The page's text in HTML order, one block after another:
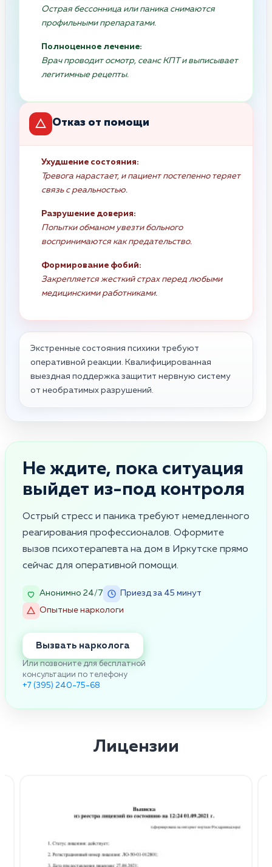
Острая бессонница или паника снимаются
профильными препаратами.
Полноценное лечение:
Врач проводит осмотр, сеанс КПТ и выписывает
легитимные рецепты.
Отказ от помощи
Ухудшение состояния:
Тревога нарастает, и пациент постепенно теряет
связь с реальностью.
Разрушение доверия:
Попытки обманом увезти больного
воспринимаются как предательство.
Формирование фобий:
Закрепляется жесткий страх перед любыми
медицинскими работниками.
Экстренные состояния психики требуют
оперативной реакции. Квалифицированная
выездная поддержка защитит нервную систему
от необратимых разрушений.
Не ждите, пока ситуация
выйдет из-под контроля
Острый стресс и паника требуют немедленного
реагирования профессионалов. Оформите
вызов психотерапевта на дом в Иркутске прямо
сейчас для оперативной помощи.
Анонимно 24/7
Приезд за 45 минут
Опытные наркологи
Вызвать нарколога
Или позвоните для бесплатной
консультации по телефону
+7 (395) 240-75-68
Лицензии